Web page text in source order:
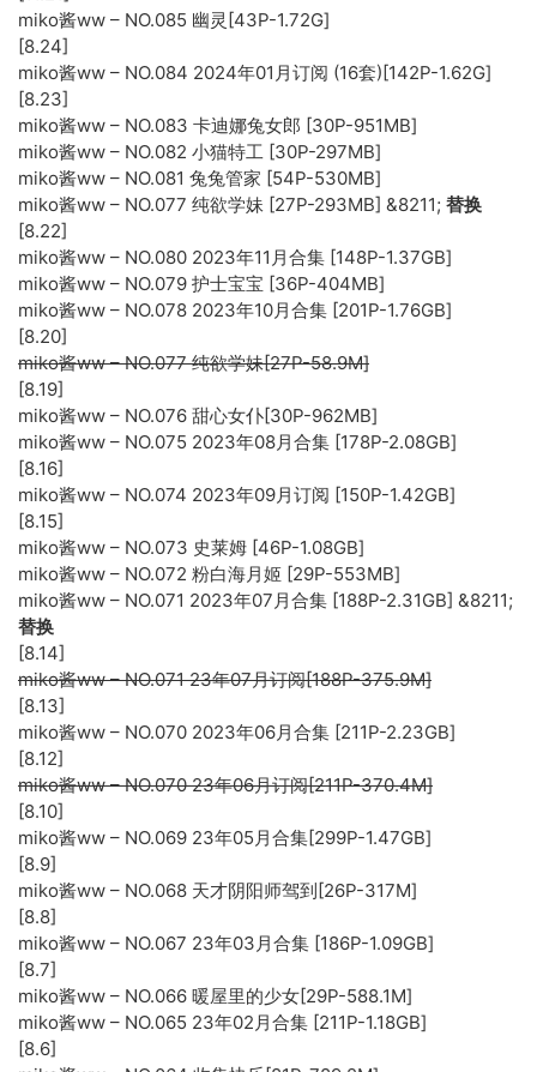
miko酱ww – NO.085 幽灵[43P-1.72G]
[8.24]
miko酱ww – NO.084 2024年01月订阅 (16套)[142P-1.62G]
[8.23]
miko酱ww – NO.083 卡迪娜兔女郎 [30P-951MB]
miko酱ww – NO.082 小猫特工 [30P-297MB]
miko酱ww – NO.081 兔兔管家 [54P-530MB]
miko酱ww – NO.077 纯欲学妹 [27P-293MB] &8211; 替换
[8.22]
miko酱ww – NO.080 2023年11月合集 [148P-1.37GB]
miko酱ww – NO.079 护士宝宝 [36P-404MB]
miko酱ww – NO.078 2023年10月合集 [201P-1.76GB]
[8.20]
miko酱ww – NO.077 纯欲学妹[27P-58.9M]
[8.19]
miko酱ww – NO.076 甜心女仆[30P-962MB]
miko酱ww – NO.075 2023年08月合集 [178P-2.08GB]
[8.16]
miko酱ww – NO.074 2023年09月订阅 [150P-1.42GB]
[8.15]
miko酱ww – NO.073 史莱姆 [46P-1.08GB]
miko酱ww – NO.072 粉白海月姬 [29P-553MB]
miko酱ww – NO.071 2023年07月合集 [188P-2.31GB] &8211;
替换
[8.14]
miko酱ww – NO.071 23年07月订阅[188P-375.9M]
[8.13]
miko酱ww – NO.070 2023年06月合集 [211P-2.23GB]
[8.12]
miko酱ww – NO.070 23年06月订阅[211P-370.4M]
[8.10]
miko酱ww – NO.069 23年05月合集[299P-1.47GB]
[8.9]
miko酱ww – NO.068 天才阴阳师驾到[26P-317M]
[8.8]
miko酱ww – NO.067 23年03月合集 [186P-1.09GB]
[8.7]
miko酱ww – NO.066 暖屋里的少女[29P-588.1M]
miko酱ww – NO.065 23年02月合集 [211P-1.18GB]
[8.6]